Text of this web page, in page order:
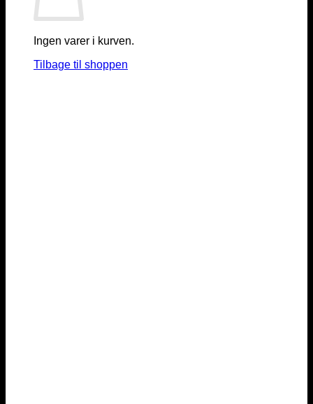
Ingen varer i kurven.
Tilbage til shoppen